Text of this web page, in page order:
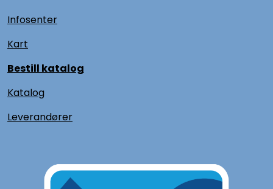
Infosenter
Kart
Bestill katalog
Katalog
Leverandører